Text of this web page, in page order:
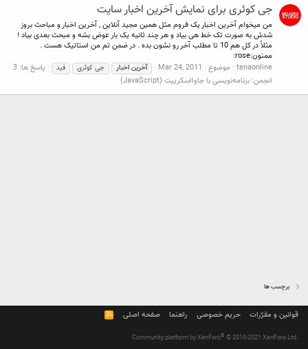
جی کوئری برای نمایش آخرین اخبار سایت
من میخوام آخرین اخبار یک فروم مثل همین مجید آنلاین , آخرین اخبار و مباحث بروز
شدش به صورت تک خط هی بیاد و هر چند ثانیه یک بار عوض بشه و مبحث بعدی بیاد !
مثلاً در کل هم 10 تا مطلب آخر رو نشون بده . در ضمن تم من استاتیک هست .
ممنون:rose:
tenaonline موضوع Mar 24, 2011 آخرین اخبار جی کوئری فید
پاسخ ها: 3
انجمن: برنامه‌نویسی با جاوااسکریپت (JavaScript)
برچسب ها
قوانین و مقرّرات حریم خصوصی راهنما صفحه اصلی
R
S
Community platform by XenForo® © 2010-2021 XenForo Ltd.